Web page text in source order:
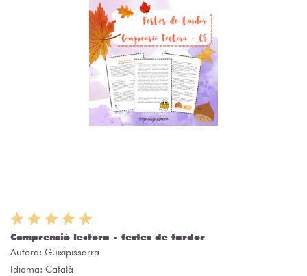
Comprensió lectora - festes de tardor
Autora: Guixipissarra
Idioma: Català